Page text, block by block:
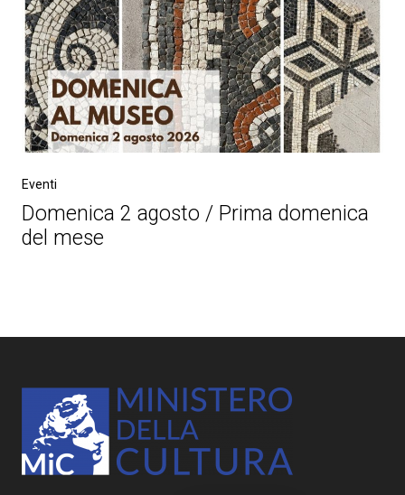
Eventi
Domenica 2 agosto / Prima domenica
del mese
navigation